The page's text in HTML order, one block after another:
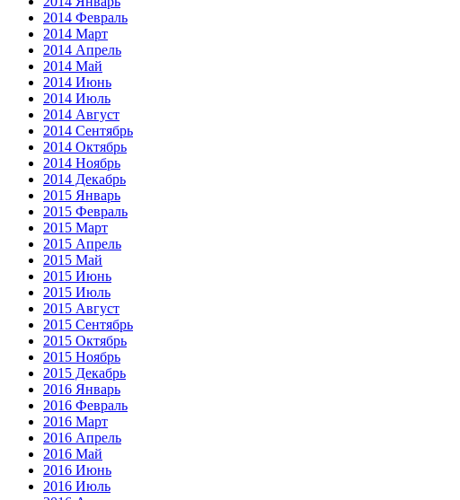
2014 Февраль
2014 Март
2014 Апрель
2014 Май
2014 Июнь
2014 Июль
2014 Август
2014 Сентябрь
2014 Октябрь
2014 Ноябрь
2014 Декабрь
2015 Январь
2015 Февраль
2015 Март
2015 Апрель
2015 Май
2015 Июнь
2015 Июль
2015 Август
2015 Сентябрь
2015 Октябрь
2015 Ноябрь
2015 Декабрь
2016 Январь
2016 Февраль
2016 Март
2016 Апрель
2016 Май
2016 Июнь
2016 Июль